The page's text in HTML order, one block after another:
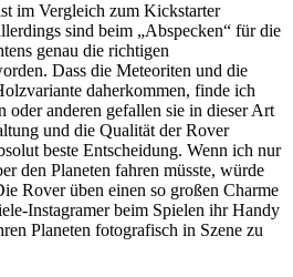
im Vergleich zum Kickstarter
sind beim „Abspecken“ für die
genau die richtigen
Dass die Meteoriten und die
daherkommen, finde ich
oder anderen gefallen sie in dieser Art
und die Qualität der Rover
beste Entscheidung. Wenn ich nur
den Planeten fahren müsste, würde
Rover üben einen so großen Charme
Instagramer beim Spielen ihr Handy
Planeten fotografisch in Szene zu